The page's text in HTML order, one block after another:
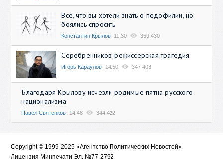
Всё, что вы хотели знать о педофилии, но
боялись спросить
Константин Крылов 11:30 359 430
Серебренников: режиссерская трагедия
Игорь Караулов 14:50 347 403
Благодаря Крылову исчезли родимые пятна русского
национализма
Павел Святенков 14:48 344 422
Copyright © 1999-2025 «Агентство Политических Новостей»
Лицензия Минпечати Эл. №77-2792